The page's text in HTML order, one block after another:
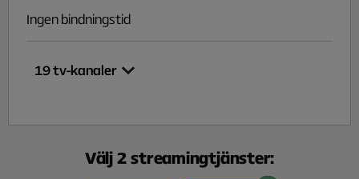
Ingen bindningstid
19tv-kanaler
Välj 2 streamingtjänster: